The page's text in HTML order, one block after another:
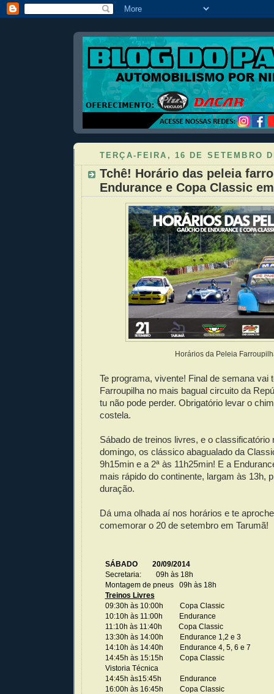
TERÇA-FEIRA, 16 DE SETEMBRO
Tchê! Horário das peleia
Endurance e Copa Classic
Horários da Peleia
Te programa, vivente! Final de semana vai
Farroupilha no mais bagual circuito da
tu não pode perder. Obrigatório levar o
costela.
Sábado de treinos livres, e o classificatório
domingo, os clássico abagualado da
9h15min e a 2ª às 11h25min! E a
mais rápido do continente, largam às 13h,
duração.
Dá uma olhada aí nos horários e te
comemorar o 20 de setembro em Tarumã!
SÁBADO 20/09/2014
Secretaria: 09h às 18h
Montagem de pneus 09h às 18h
Treinos Livres
09:30h às 10:00h Copa Classic
10:10h às 11:00h Endurance
11:10h às 11:40h Copa Classic
13:30h às 14:00h Endurance 1,2 e 3
14:10h às 14:40h Endurance 4, 5, 6 e 7
14:45h às 15:15h Copa Classic
Vistoria Técnica
14:45h às15:45h Endurance
16:00h às 16:45h Copa Classic